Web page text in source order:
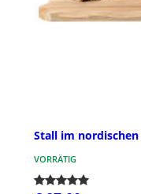
Stall im
VORRÄTIG